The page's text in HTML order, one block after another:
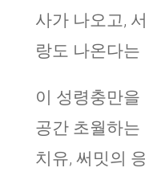
사가 나오고,
랑도 나온다는
이 성령충만을
공간 초월하는
치유, 써밋의